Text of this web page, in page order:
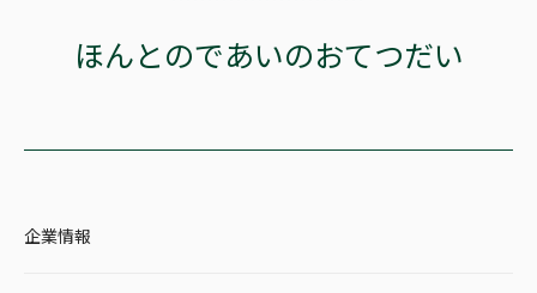
ほんとのであいのおてつだい
企業情報